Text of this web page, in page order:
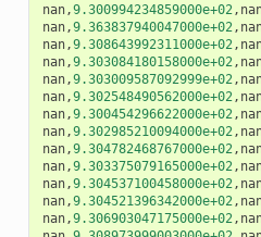
nan,9.300994234859000e+02,
nan,9.363837940047000e+02,
nan,9.308643992311000e+02,
nan,9.303084180158000e+02,
nan,9.303009587092999e+02,
nan,9.302548490562000e+02,
nan,9.300454296622000e+02,
nan,9.302985210094000e+02,
nan,9.304782468767000e+02,
nan,9.303375079165000e+02,
nan,9.304537100458000e+02,
nan,9.304521396342000e+02,
nan,9.306903047175000e+02,